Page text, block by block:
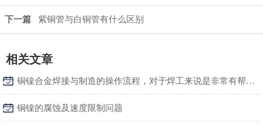
下一篇 紫铜管与白铜管有什么区别
相关文章
铜镍合金焊接与制造的操作流程，对于焊工来说是非常有帮助的
铜镍的腐蚀及速度限制问题